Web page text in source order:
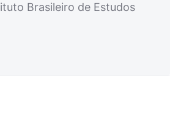
Brasileiro de Estudos